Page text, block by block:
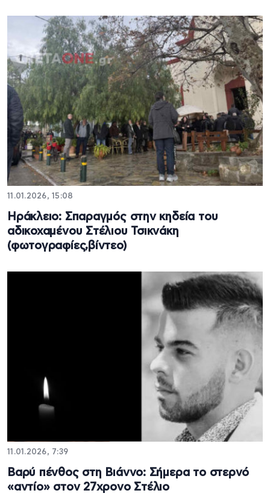
11.01.2026, 15:08
Ηράκλειο: Σπαραγμός στην κηδεία του
αδικοχαμένου Στέλιου Τσικνάκη
(φωτογραφίες,βίντεο)
11.01.2026, 7:39
Βαρύ πένθος στη Βιάννο: Σήμερα το στερνό
«αντίο» στον 27χρονο Στέλιο